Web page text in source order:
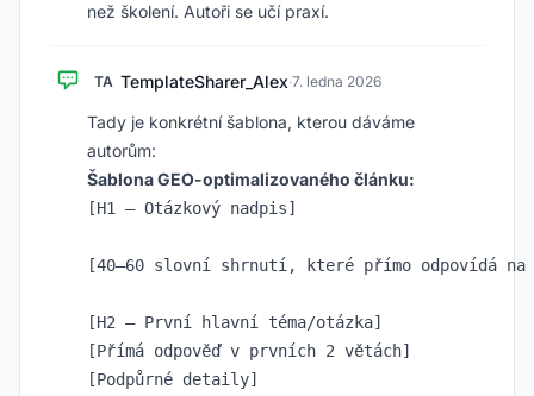
než školení. Autoři se učí praxí.
TA TemplateSharer_Alex·7. ledna 2026
Tady je konkrétní šablona, kterou dáváme
autorům:
Šablona GEO-optimalizovaného článku:
[H1 – Otázkový nadpis]
[40–60 slovní shrnutí, které přímo odpovídá na
[H2 – První hlavní téma/otázka]
[Přímá odpověď v prvních 2 větách]
[Podpůrné detaily]